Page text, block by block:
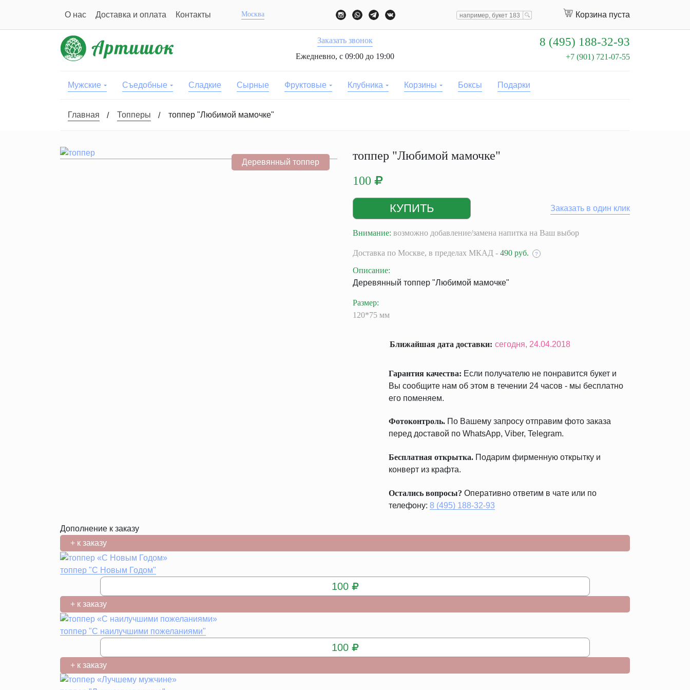
О нас Доставка и оплата Контакты Москва Корзина пуста
Заказать звонок
Ежедневно, с 09:00 до 19:00
8 (495) 188-32-93
+7 (901) 721-07-55
Мужские Съедобные Сладкие Сырные Фруктовые Клубника Корзины Боксы Подарки
Главная Топперы топпер "Любимой мамочке"
Деревянный топпер
топпер "Любимой мамочке"
100
Заказать в один клик
Внимание: возможно добавление/замена напитка на Ваш выбор
Доставка по Москве, в пределах МКАД - 490 руб. ?
Описание:
Деревянный топпер "Любимой мамочке"
Размер:
120*75 мм
Ближайшая дата доставки: сегодня, 24.04.2018
Гарантия качества: Если получателю не понравится букет и
Вы сообщите нам об этом в течении 24 часов - мы бесплатно
его поменяем.
Фотоконтроль. По Вашему запросу отправим фото заказа
перед доставой по WhatsApp, Viber, Telegram.
Бесплатная открытка. Подарим фирменную открытку и
конверт из крафта.
Остались вопросы? Оперативно ответим в чате или по
телефону: 8 (495) 188-32-93
Дополнение к заказу
+ к заказу
топпер "С Новым Годом"
100
+ к заказу
топпер "С наилучшими пожеланиями"
100
+ к заказу